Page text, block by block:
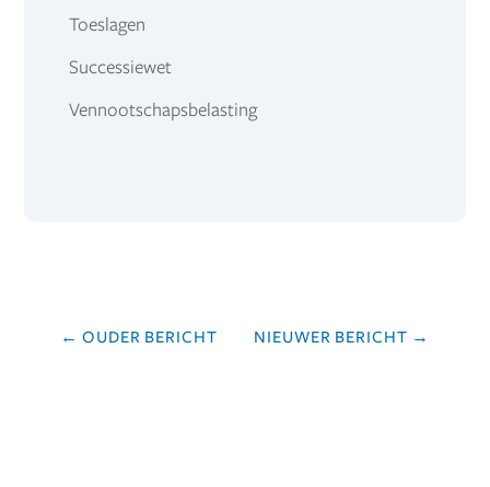
Toeslagen
Successiewet
Vennootschapsbelasting
← OUDER BERICHT NIEUWER BERICHT →